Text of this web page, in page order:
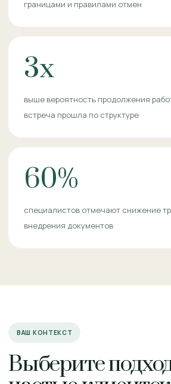
границами и правилами отмен
3x
выше вероятность продолжения
встреча прошла по структуре
60%
специалистов отмечают снижение
внедрения документов
ВАШ КОНТЕКСТ
Выберите